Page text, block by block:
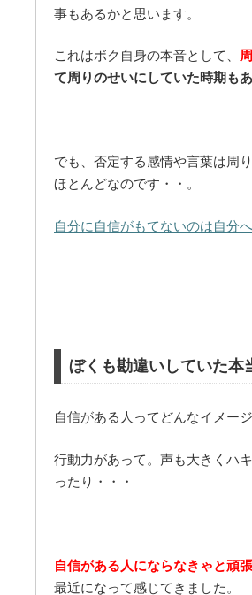
事もあるかと思います。
これはボク自身の本音として、
て周りのせいにしていた時期も
でも、否定する感情や言葉は周
ほとんどなのです・・。
自分に自信がもてないのは自分
ぼくも勘違いしていた本
自信がある人ってどんなイメー
行動力があって。声も大きくハ
ったり・・・
自信がある人にならなきゃと頑
最近になって感じてきました。